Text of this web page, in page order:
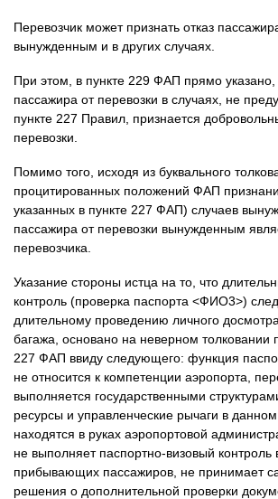
Перевозчик может признать отказ
вынужденным и в других случаях.
При этом, в пункте 229 ФАП прямо указано,
пассажира от перевозки в случаях, не
пункте 227 Правил, признается
перевозки.
Помимо того, исходя из буквального
процитированных положений ФАП
указанных в пункте 227 ФАП) случаев
пассажира от перевозки вынужденным
перевозчика.
Указание стороны истца на то, что
контроль (проверка паспорта <ФИО3>)
длительному проведению личного
багажа, основано на неверном толковании
227 ФАП ввиду следующего: функция
не относится к компетенции аэропорта,
выполняется государственными
ресурсы и управленческие рычаги в
находятся в руках аэропортовой
не выполняет паспортно-визовый
прибывающих пассажиров, не принимает
решения о дополнительной проверки